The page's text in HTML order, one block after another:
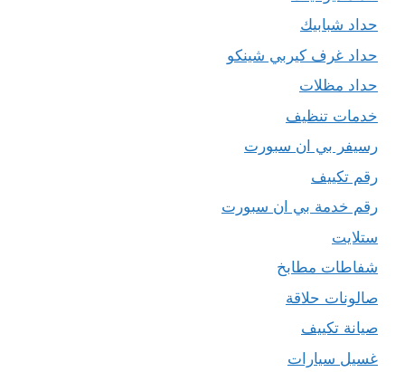
حداد شبابيك
حداد غرف كيربي شينكو
حداد مظلات
خدمات تنظيف
رسيفر بي ان سبورت
رقم تكييف
رقم خدمة بي ان سبورت
ستلايت
شفاطات مطابخ
صالونات حلاقة
صيانة تكييف
غسيل سيارات